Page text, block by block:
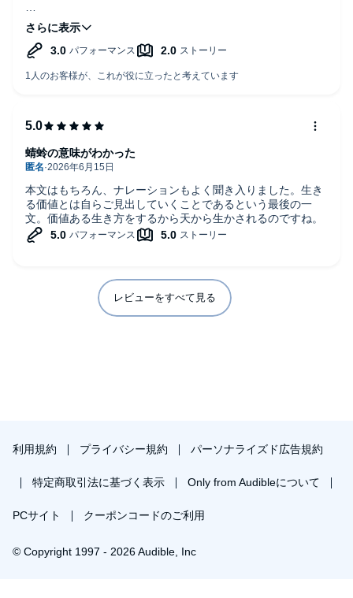
とにかく退屈である。三名がそれぞれに修行して、戦さに少
し干渉し、離合を繰り返す。
い。
にくい。
冒頭で水と火が謎の戦いを行ったシーンでは今後の展開に期
待が持てたのだが‥
駄作とは言わないが、残念な作品である。
一番気になったのは、エンタメを標榜する割には「嘘が小さ
い」と言うことだ。
「極楽征夷大将軍」の方が、よほどエンタメ性に富んでい
つ、キャラ付けを明確にした上で、全体を再構成したなら
本文はもちろん、ナレーションもよく聞き入りました。生き
る価値とは自らご見出していくことであるという最後の一
文。価値ある生き方をするから天から生かされるのですね。
蜻蛉の意味がわかった
レビューをすべて見る
利用規約 プライバシー規約 パーソナライズド広告規約
特定商取引法に基づく表示 Only from Audibleについて
PCサイト クーポンコードのご利用
© Copyright 1997 - 2026 Audible, Inc